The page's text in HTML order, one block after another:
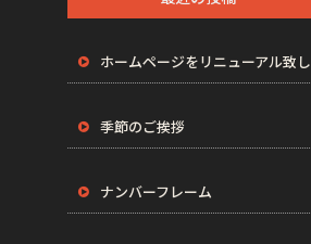
季節のご挨拶
ナンバーフレーム